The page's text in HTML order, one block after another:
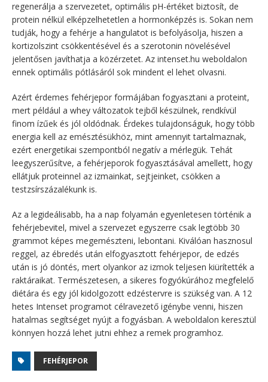
regenerálja a szervezetet, optimális pH-értéket biztosít, de
protein nélkül elképzelhetetlen a hormonképzés is. Sokan nem
tudják, hogy a fehérje a hangulatot is befolyásolja, hiszen a
kortizolszint csökkentésével és a szerotonin növelésével
jelentősen javíthatja a közérzetet. Az intenset.hu weboldalon
ennek optimális pótlásáról sok mindent el lehet olvasni.
Azért érdemes fehérjepor formájában fogyasztani a proteint,
mert például a whey változatok tejből készülnek, rendkívül
finom ízűek és jól oldódnak. Érdekes tulajdonságuk, hogy több
energia kell az emésztésükhöz, mint amennyit tartalmaznak,
ezért energetikai szempontból negatív a mérlegük. Tehát
leegyszerűsítve, a fehérjeporok fogyasztásával amellett, hogy
ellátjuk proteinnel az izmainkat, sejtjeinket, csökken a
testzsírszázalékunk is.
Az a legideálisabb, ha a nap folyamán egyenletesen történik a
fehérjebevitel, mivel a szervezet egyszerre csak legtöbb 30
grammot képes megemészteni, lebontani. Kiválóan hasznosul
reggel, az ébredés után elfogyasztott fehérjepor, de edzés
után is jó döntés, mert olyankor az izmok teljesen kiürítették a
raktáraikat. Természetesen, a sikeres fogyókúrához megfelelő
diétára és egy jól kidolgozott edzéstervre is szükség van. A 12
hetes Intenset programot célravezető igénybe venni, hiszen
hatalmas segítséget nyújt a fogyásban. A weboldalon keresztül
könnyen hozzá lehet jutni ehhez a remek programhoz.
FEHÉRJEPOR